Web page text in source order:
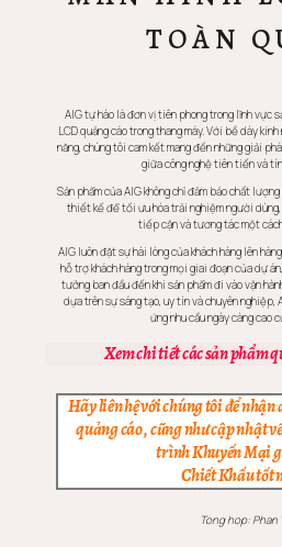
TOÀN
AIG tự hào là đơn vị tiên phong trong lĩnh vực
LCD quảng cáo trong thang máy. Với bề dày
năng, chúng tôi cam kết mang đến những giải
giữa công nghệ tiên tiến và
Sản phẩm của AIG không chỉ đảm bảo chất
thiết kế để tối ưu hóa trải nghiệm người
tiếp cận và tương tác một
AIG luôn đặt sự hài lòng của khách hàng lên
hỗ trợ khách hàng trong mọi giai đoạn của dự
tưởng ban đầu đến khi sản phẩm đi vào vận
dựa trên sự sáng tạo, uy tín và chuyên nghiệp,
ứng nhu cầu ngày càng cao
Xem chi tiết các sản phẩm
Hãy liên hệ với chúng tôi để nhận
quảng cáo , cũng như cập nhật
trình Khuyến Mại
Chiết Khấu tốt
Tong hop: Phan